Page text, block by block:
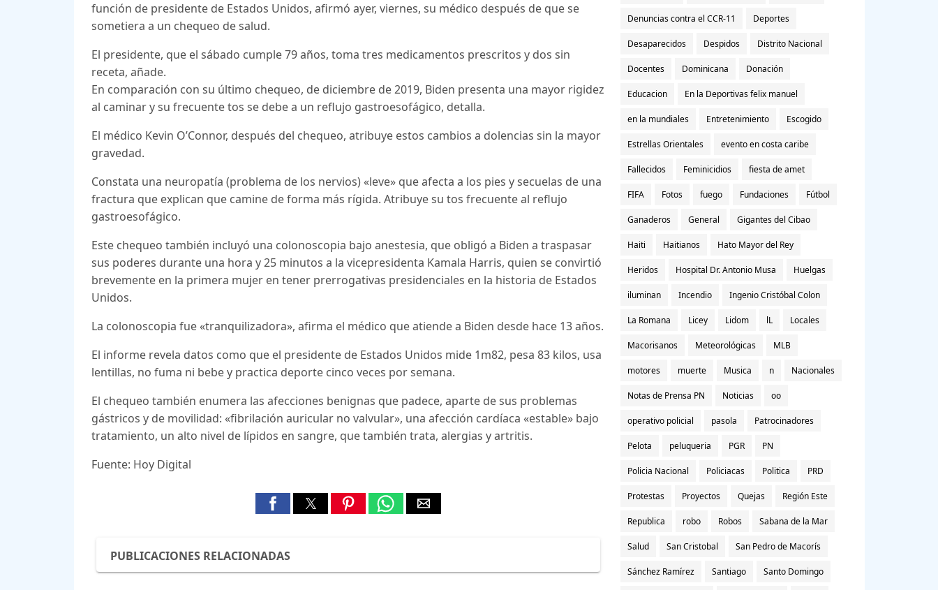
función de presidente de Estados Unidos, afirmó ayer, viernes, su médico después de que se
sometiera a un chequeo de salud.
El presidente, que el sábado cumple 79 años, toma tres medicamentos prescritos y dos sin
receta, añade.
En comparación con su último chequeo, de diciembre de 2019, Biden presenta una mayor rigidez
al caminar y su frecuente tos se debe a un reflujo gastroesofágico, detalla.
El médico Kevin O’Connor, después del chequeo, atribuye estos cambios a dolencias sin la mayor
gravedad.
Constata una neuropatía (problema de los nervios) «leve» que afecta a los pies y secuelas de una
fractura que explican que camine de forma más rígida. Atribuye su tos frecuente al reflujo
gastroesofágico.
Este chequeo también incluyó una colonoscopia bajo anestesia, que obligó a Biden a traspasar
sus poderes durante una hora y 25 minutos a la vicepresidenta Kamala Harris, quien se convirtió
brevemente en la primera mujer en tener prerrogativas presidenciales en la historia de Estados
Unidos.
La colonoscopia fue «tranquilizadora», afirma el médico que atiende a Biden desde hace 13 años.
El informe revela datos como que el presidente de Estados Unidos mide 1m82, pesa 83 kilos, usa
lentillas, no fuma ni bebe y practica deporte cinco veces por semana.
El chequeo también enumera las afecciones benignas que padece, aparte de sus problemas
gástricos y de movilidad: «fibrilación auricular no valvular», una afección cardíaca «estable» bajo
tratamiento, un alto nivel de lípidos en sangre, que también trata, alergias y artritis.
Fuente: Hoy Digital
PUBLICACIONES RELACIONADAS
Denuncias contra el CCR-11 Deportes
Desaparecidos Despidos Distrito Nacional
Docentes Dominicana Donación
Educacion En la Deportivas felix manuel
en la mundiales Entretenimiento Escogido
Estrellas Orientales evento en costa caribe
Fallecidos Feminicidios fiesta de amet
FIFA Fotos fuego Fundaciones Fútbol
Ganaderos General Gigantes del Cibao
Haiti Haitianos Hato Mayor del Rey
Heridos Hospital Dr. Antonio Musa Huelgas
iluminan Incendio Ingenio Cristóbal Colon
La Romana Licey Lidom lL Locales
Macorisanos Meteorológicas MLB
motores muerte Musica n Nacionales
Notas de Prensa PN Noticias oo
operativo policial pasola Patrocinadores
Pelota peluqueria PGR PN
Policia Nacional Policiacas Politica PRD
Protestas Proyectos Quejas Región Este
Republica robo Robos Sabana de la Mar
Salud San Cristobal San Pedro de Macorís
Sánchez Ramírez Santiago Santo Domingo